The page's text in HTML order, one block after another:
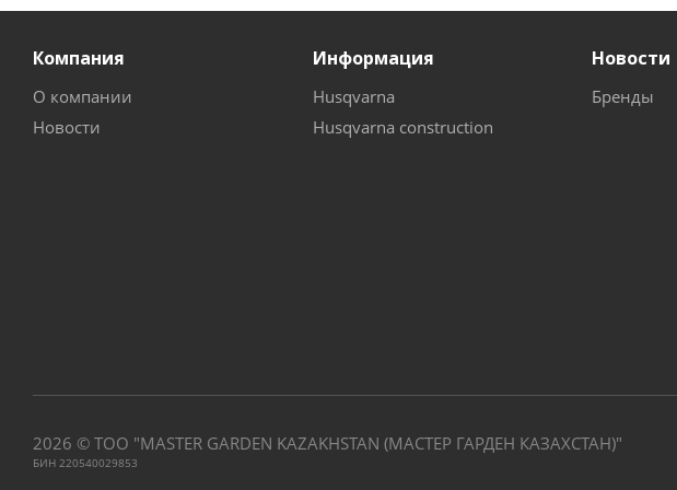
Компания
О компании
Новости
Информация
Husqvarna
Husqvarna construction
Новости
Бренды
2026 © ТОО "MASTER GARDEN KAZAKHSTAN (МАСТЕР ГАРДЕН КАЗАХСТАН)"
БИН 220540029853